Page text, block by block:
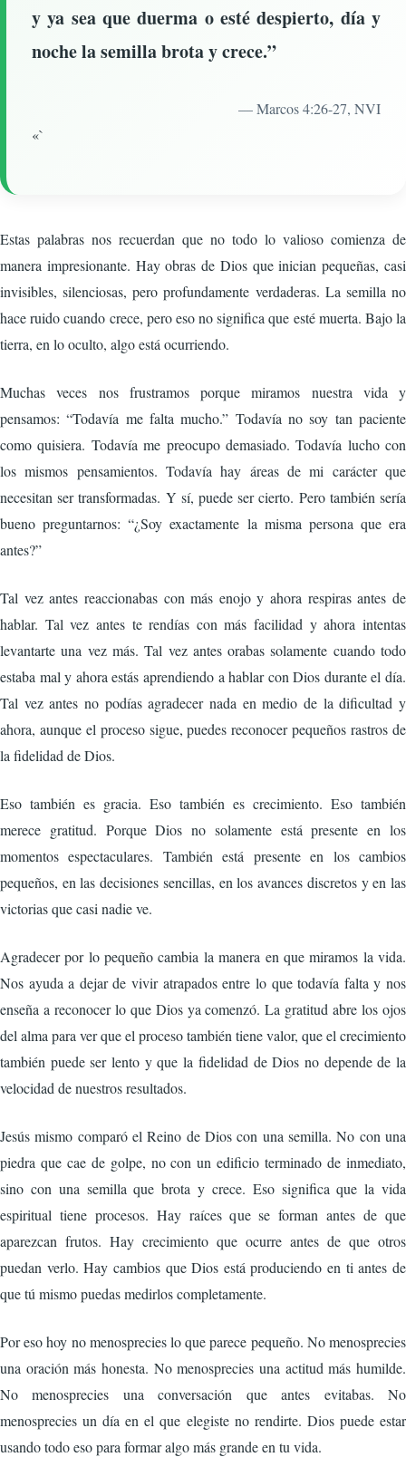
y ya sea que duerma o esté despierto, día y
noche la semilla brota y crece.”
— Marcos 4:26-27, NVI
«`
Estas palabras nos recuerdan que no todo lo valioso comienza de
manera impresionante. Hay obras de Dios que inician pequeñas, casi
invisibles, silenciosas, pero profundamente verdaderas. La semilla no
hace ruido cuando crece, pero eso no significa que esté muerta. Bajo la
tierra, en lo oculto, algo está ocurriendo.
Muchas veces nos frustramos porque miramos nuestra vida y
pensamos: “Todavía me falta mucho.” Todavía no soy tan paciente
como quisiera. Todavía me preocupo demasiado. Todavía lucho con
los mismos pensamientos. Todavía hay áreas de mi carácter que
necesitan ser transformadas. Y sí, puede ser cierto. Pero también sería
bueno preguntarnos: “¿Soy exactamente la misma persona que era
antes?”
Tal vez antes reaccionabas con más enojo y ahora respiras antes de
hablar. Tal vez antes te rendías con más facilidad y ahora intentas
levantarte una vez más. Tal vez antes orabas solamente cuando todo
estaba mal y ahora estás aprendiendo a hablar con Dios durante el día.
Tal vez antes no podías agradecer nada en medio de la dificultad y
ahora, aunque el proceso sigue, puedes reconocer pequeños rastros de
la fidelidad de Dios.
Eso también es gracia. Eso también es crecimiento. Eso también
merece gratitud. Porque Dios no solamente está presente en los
momentos espectaculares. También está presente en los cambios
pequeños, en las decisiones sencillas, en los avances discretos y en las
victorias que casi nadie ve.
Agradecer por lo pequeño cambia la manera en que miramos la vida.
Nos ayuda a dejar de vivir atrapados entre lo que todavía falta y nos
enseña a reconocer lo que Dios ya comenzó. La gratitud abre los ojos
del alma para ver que el proceso también tiene valor, que el crecimiento
también puede ser lento y que la fidelidad de Dios no depende de la
velocidad de nuestros resultados.
Jesús mismo comparó el Reino de Dios con una semilla. No con una
piedra que cae de golpe, no con un edificio terminado de inmediato,
sino con una semilla que brota y crece. Eso significa que la vida
espiritual tiene procesos. Hay raíces que se forman antes de que
aparezcan frutos. Hay crecimiento que ocurre antes de que otros
puedan verlo. Hay cambios que Dios está produciendo en ti antes de
que tú mismo puedas medirlos completamente.
Por eso hoy no menosprecies lo que parece pequeño. No menosprecies
una oración más honesta. No menosprecies una actitud más humilde.
No menosprecies una conversación que antes evitabas. No
menosprecies un día en el que elegiste no rendirte. Dios puede estar
usando todo eso para formar algo más grande en tu vida.